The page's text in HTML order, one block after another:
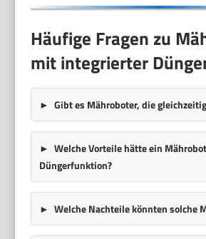
Häufige Fragen zu
mit integrierter
Gibt es Mähroboter, die
Welche Vorteile hätte ein
Düngerfunktion?
Welche Nachteile könnten solche